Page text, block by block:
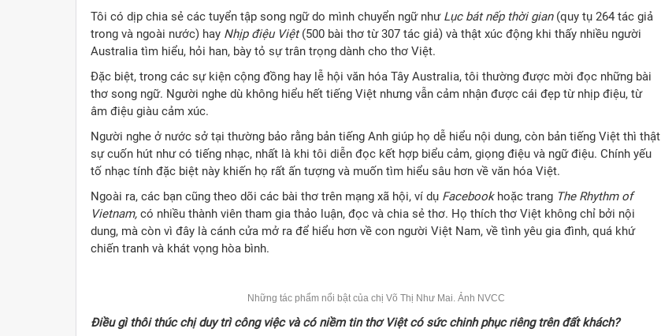
Tôi có dịp chia sẻ các tuyển tập song ngữ do mình chuyển ngữ như Lục bát nếp thời gian(quy tụ 264 tác giả
trong và ngoài nước) hay Nhịp điệu Việt(500 bài thơ từ 307 tác giả) và thật xúc động khi thấy nhiều người
Australia tìm hiểu, hỏi han, bày tỏ sự trân trọng dành cho thơ Việt.
Đặc biệt, trong các sự kiện cộng đồng hay lễ hội văn hóa Tây Australia, tôi thường được mời đọc những bài
thơ song ngữ. Người nghe dù không hiểu hết tiếng Việt nhưng vẫn cảm nhận được cái đẹp từ nhịp điệu, từ
âm điệu giàu cảm xúc.
Người nghe ở nước sở tại thường bảo rằng bản tiếng Anh giúp họ dễ hiểu nội dung, còn bản tiếng Việt thì thật
sự cuốn hút như có tiếng nhạc, nhất là khi tôi diễn đọc kết hợp biểu cảm, giọng điệu và ngữ điệu. Chính yếu
tố nhạc tính đặc biệt này khiến họ rất ấn tượng và muốn tìm hiểu sâu hơn về văn hóa Việt.
Ngoài ra, các bạn cũng theo dõi các bài thơ trên mạng xã hội, ví dụ Facebookhoặc trang The Rhythm of
Vietnam, có nhiều thành viên tham gia thảo luận, đọc và chia sẻ thơ. Họ thích thơ Việt không chỉ bởi nội
dung, mà còn vì đây là cánh cửa mở ra để hiểu hơn về con người Việt Nam, về tình yêu gia đình, quá khứ
chiến tranh và khát vọng hòa bình.
Những tác phẩm nổi bật của chị Võ Thị Như Mai. Ảnh NVCC
Điều gì thôi thúc chị duy trì công việc và có niềm tin thơ Việt có sức chinh phục riêng trên đất khách?